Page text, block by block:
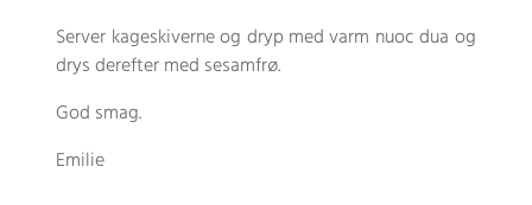
Server kageskiverne og dryp med varm nuoc dua og
drys derefter med sesamfrø.
God smag.
Emilie